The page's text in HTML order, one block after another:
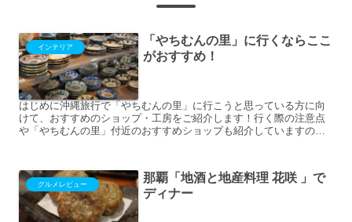
インテリア
「やちむんの里」に行くならここ
がおすすめ！
はじめに沖縄旅行で「やちむんの里」に行こうと思っている方に向
けて、おすすめのショップ・工房をご紹介します！行く際の注意点
や「やちむんの里」付近のおすすめショップも紹介していますので
グルメレビュー
那覇「地酒と地産料理 花咲 」で
ディナー